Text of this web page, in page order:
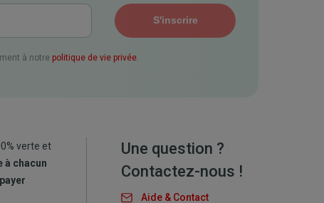
à notre politique de vie privée.
verte et
à chacun
Une question ?
Contactez-nous !
Aide & Contact